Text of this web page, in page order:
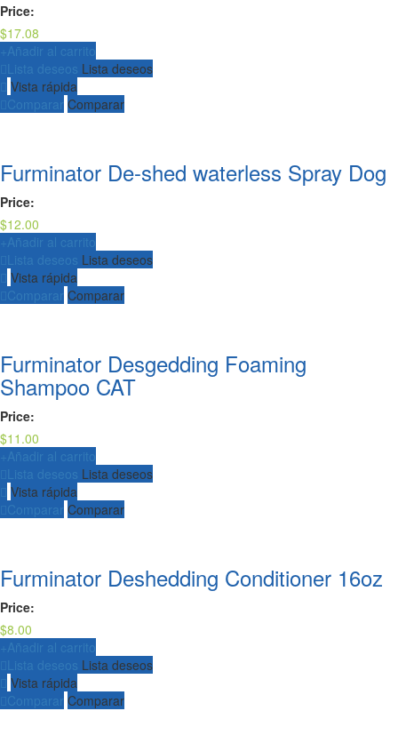
Price:
$17.08
+ Añadir al carrito
Lista deseos Lista deseos
Vista rápida
Comparar Comparar
Furminator De-shed waterless Spray Dog
Price:
$12.00
+ Añadir al carrito
Lista deseos Lista deseos
Vista rápida
Comparar Comparar
Furminator Desgedding Foaming
Shampoo CAT
Price:
$11.00
+ Añadir al carrito
Lista deseos Lista deseos
Vista rápida
Comparar Comparar
Furminator Deshedding Conditioner 16oz
Price:
$8.00
+ Añadir al carrito
Lista deseos Lista deseos
Vista rápida
Comparar Comparar